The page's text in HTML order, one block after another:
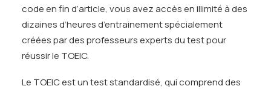
code en fin d’article, vous avez accès en illimité à des
dizaines d’heures d’entrainement spécialement
créées par des professeurs experts du test pour
réussir le TOEIC.
Le TOEIC est un test standardisé, qui comprend des